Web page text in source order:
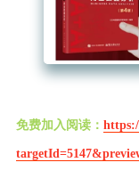
免费加入阅读：